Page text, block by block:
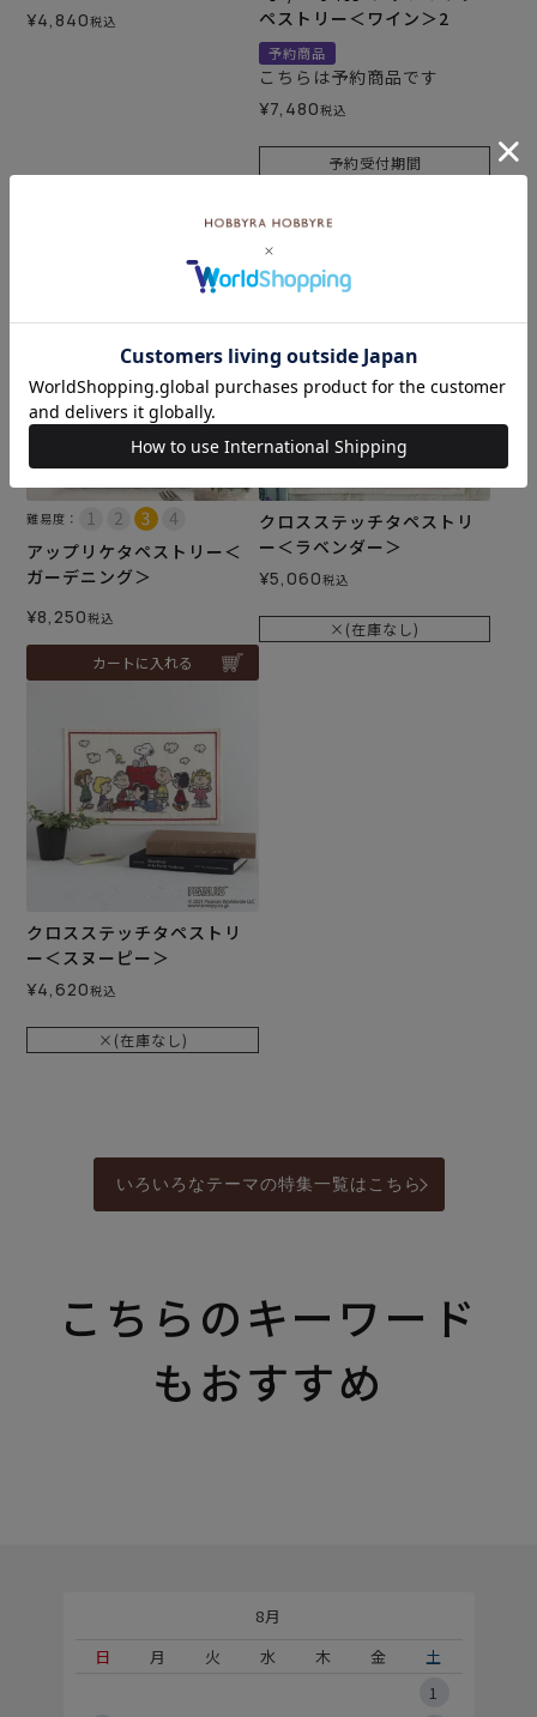
¥4,840税込
ペストリー＜ワイン＞2
予約商品
こちらは予約商品です
¥7,480税込
予約受付期間
難易度：
アップリケタペストリー＜
ガーデニング＞
¥8,250税込
カートに入れる
クロスステッチタペストリ
ー＜ラベンダー＞
¥5,060税込
×(在庫なし)
クロスステッチタペストリ
ー＜スヌーピー＞
¥4,620税込
×(在庫なし)
いろいろなテーマの特集一覧はこちら
こちらのキーワード
もおすすめ
8月
日
月 火 水 木 金
土
1